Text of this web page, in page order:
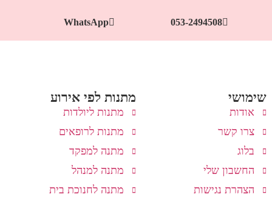
053-2494508
WhatsApp
שימושי
אודות
צרו קשר
בלוג
החשבון שלי
הצהרת נגישות
מתנות לפי אירוע
מתנות ליולדות
מתנות לרופאים
מתנה למפקד
מתנה למנהל
מתנה לחנוכת בית